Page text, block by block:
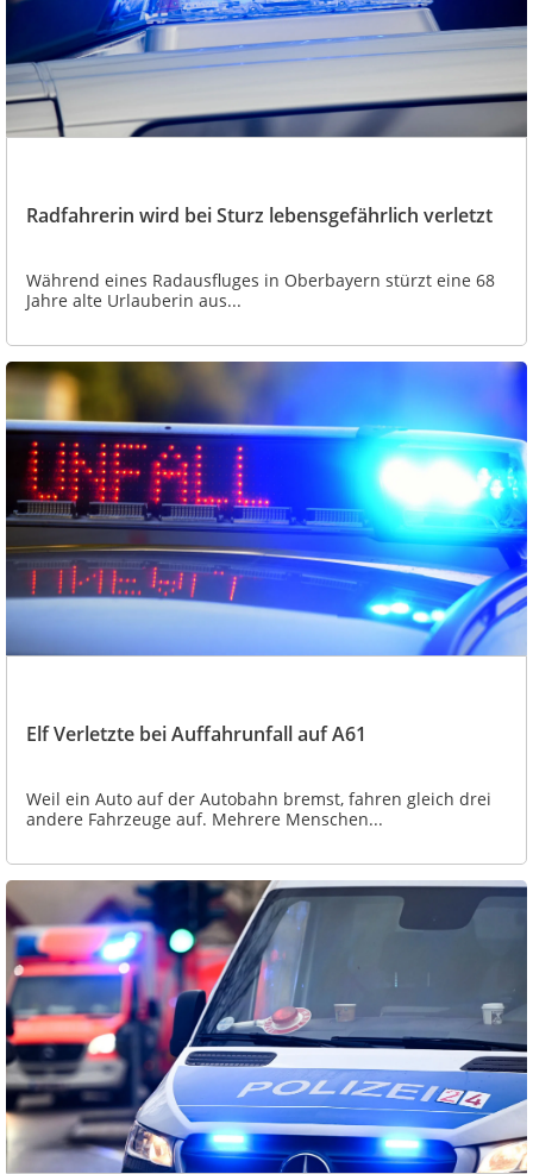
Radfahrerin wird bei Sturz lebensgefährlich verletzt
Während eines Radausfluges in Oberbayern stürzt eine 68
Jahre alte Urlauberin aus...
Elf Verletzte bei Auffahrunfall auf A61
Weil ein Auto auf der Autobahn bremst, fahren gleich drei
andere Fahrzeuge auf. Mehrere Menschen...